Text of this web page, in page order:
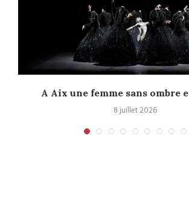
A Aix une femme sans ombre
8 juillet 2026